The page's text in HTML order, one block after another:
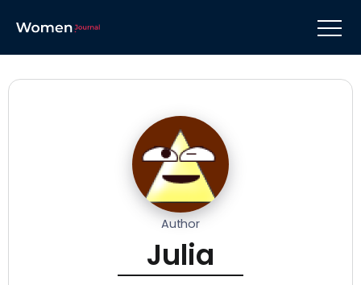
Author
Julia